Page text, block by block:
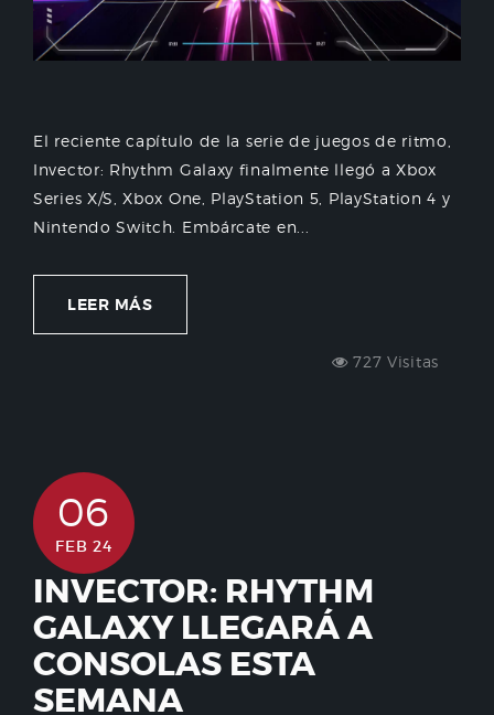
El reciente capítulo de la serie de juegos de ritmo,
Invector: Rhythm Galaxy finalmente llegó a Xbox
Series X/S, Xbox One, PlayStation 5, PlayStation 4 y
Nintendo Switch. Embárcate en...
LEER MÁS
727 Visitas
06
FEB 24
INVECTOR: RHYTHM
GALAXY LLEGARÁ A
CONSOLAS ESTA
SEMANA